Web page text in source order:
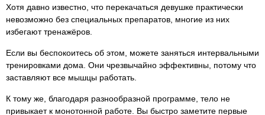
Хотя давно известно, что перекачаться девушке практически
невозможно без специальных препаратов, многие из них
избегают тренажёров.
Если вы беспокоитесь об этом, можете заняться интервальными
тренировками дома. Они чрезвычайно эффективны, потому что
заставляют все мышцы работать.
К тому же, благодаря разнообразной программе, тело не
привыкает к монотонной работе. Вы быстро заметите первые